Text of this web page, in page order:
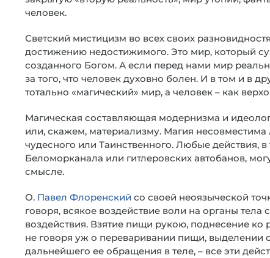
человек.
Светский мистицизм во всех своих
достижению недостижимого. Это мир, который
созданного Богом. А если перед нами мир
за того, что человек духовно болен. И в том и в
тотально «магический» мир, а человек – как
Магическая составляющая модернизма и
или, скажем, материализму. Магия
чудесного или Таинственного. Любые действия, в
Беломорканала или гитлеровских автобанов,
смысле.
О. Павел Флоренский со своей неоязыческой
говоря, всякое воздействие воли на органы тела
воздействия. Взятие пищи рукою, поднесение ко
не говоря уж о переваривании пищи,
дальнейшего ее обращения в теле, – все эти